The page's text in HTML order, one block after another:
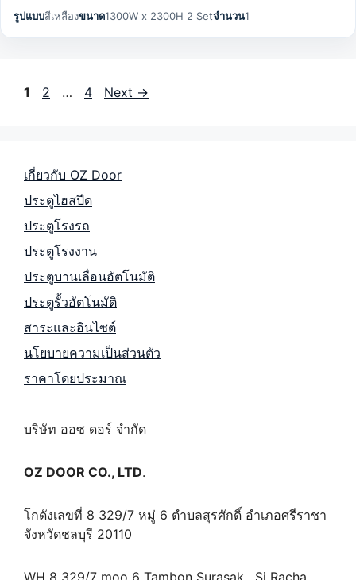
รูปแบบสีเหลืองขนาด1300W x 2300H 2 Setจำนวน1
Page
1 Page
2 … Page
4 Next →
เกี่ยวกับ OZ Door
ประตูไฮสปีด
ประตูโรงรถ
ประตูโรงงาน
ประตูบานเลื่อนอัตโนมัติ
ประตูรั้วอัตโนมัติ
สาระและอินไซต์
นโยบายความเป็นส่วนตัว
ราคาโดยประมาณ
บริษัท ออซ ดอร์ จำกัด
OZ DOOR CO., LTD.
โกดังเลขที่ 8 329/7 หมู่ 6 ตำบลสุรศักดิ์ อำเภอศรีราชา
จังหวัดชลบุรี 20110
WH 8 329/7 moo 6 Tambon Surasak , Si Racha